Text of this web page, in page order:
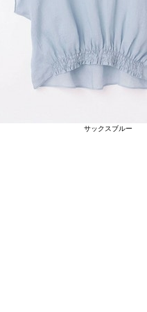
サックスブルー